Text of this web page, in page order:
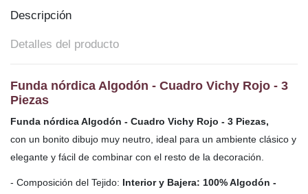
Descripción
Detalles del producto
Funda nórdica Algodón - Cuadro Vichy Rojo - 3
Piezas
Funda nórdica Algodón - Cuadro Vichy Rojo - 3 Piezas,
con un bonito dibujo muy neutro, ideal para un ambiente clásico y
elegante y fácil de combinar con el resto de la decoración.
- Composición del Tejido: Interior y Bajera: 100% Algodón -